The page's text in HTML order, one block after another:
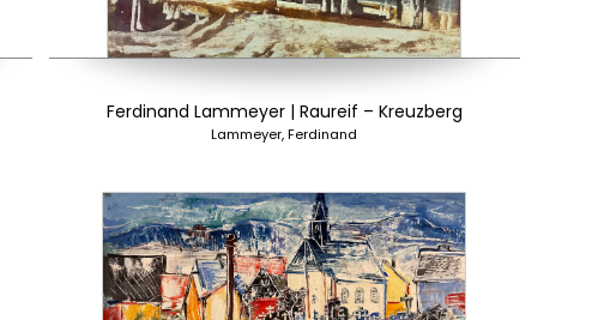
Ferdinand Lammeyer | Raureif – Kreuzberg
Lammeyer, Ferdinand